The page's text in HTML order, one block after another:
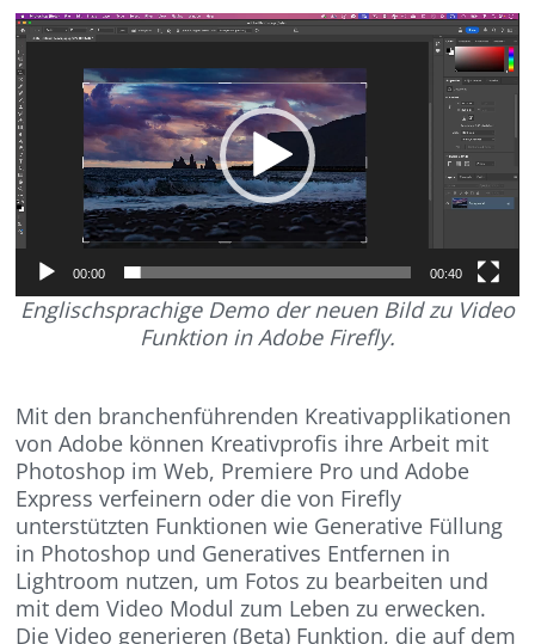
Video-
Player
00:00 00:40
Englischsprachige Demo der neuen Bild zu Video
Funktion in Adobe Firefly.
Mit den branchenführenden Kreativapplikationen
von Adobe können Kreativprofis ihre Arbeit mit
Photoshop im Web, Premiere Pro und Adobe
Express verfeinern oder die von Firefly
unterstützten Funktionen wie Generative Füllung
in Photoshop und Generatives Entfernen in
Lightroom nutzen, um Fotos zu bearbeiten und
mit dem Video Modul zum Leben zu erwecken.
Die Video generieren (Beta) Funktion, die auf dem